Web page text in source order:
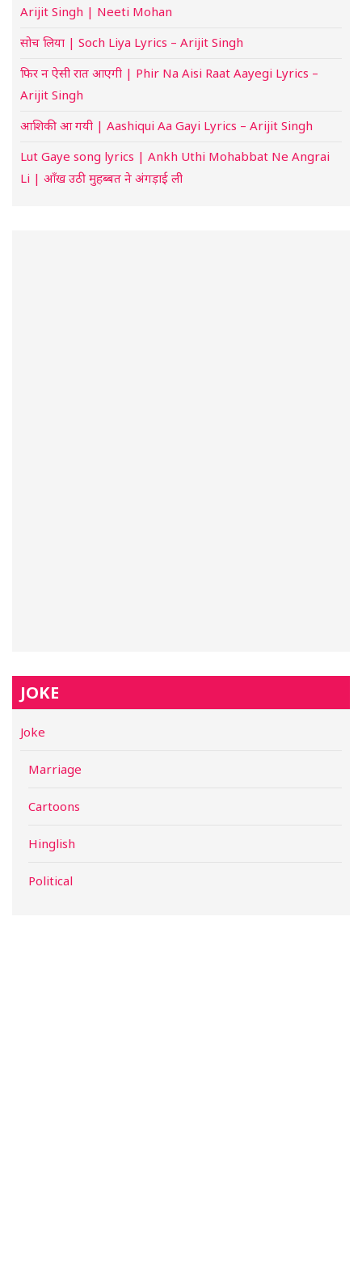
Arijit Singh | Neeti Mohan
सोच लिया | Soch Liya Lyrics – Arijit Singh
फिर न ऐसी रात आएगी | Phir Na Aisi Raat Aayegi Lyrics –
Arijit Singh
आशिकी आ गयी | Aashiqui Aa Gayi Lyrics – Arijit Singh
Lut Gaye song lyrics | Ankh Uthi Mohabbat Ne Angrai
Li | आँख उठी मुहब्बत ने अंगड़ाई ली
JOKE
Joke
Marriage
Cartoons
Hinglish
Political